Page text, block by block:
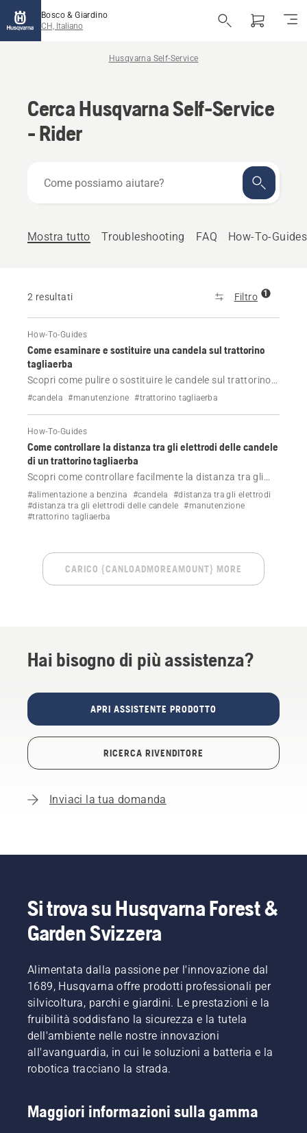
Bosco & Giardino
CH, Italiano
Husqvarna Self-Service
Cerca Husqvarna Self-Service
- Rider
possiamo
Mostra tutto Troubleshooting FAQ How-To-Guides
2 resultati Filtro 1
How-To-Guides
Come esaminare e sostituire una candela sul trattorino
tagliaerba
Scopri come pulire o sostituire le candele sul trattorino
tagliaerba.
#candela #manutenzione #trattorino tagliaerba
How-To-Guides
Come controllare la distanza tra gli elettrodi delle candele
di un trattorino tagliaerba
Scopri come controllare facilmente la distanza tra gli
elettrodi delle candele per il tuo trattorino tagliaerba
Husqvarna.
#alimentazione a benzina #candela
#distanza tra gli elettrodi
#distanza tra gli elettrodi delle candele
#manutenzione
#trattorino tagliaerba
CARICO {CANLOADMOREAMOUNT} MORE
Hai bisogno di più assistenza?
APRI ASSISTENTE PRODOTTO
RICERCA RIVENDITORE
Inviaci la tua domanda
Si trova su Husqvarna Forest &
Garden Svizzera
Alimentata dalla passione per l'innovazione dal
1689, Husqvarna offre prodotti professionali per
silvicoltura, parchi e giardini. Le prestazioni e la
fruibilità soddisfano la sicurezza e la tutela
dell'ambiente nelle nostre innovazioni
all'avanguardia, in cui le soluzioni a batteria e la
robotica tracciano la strada.
Maggiori informazioni sulla gamma